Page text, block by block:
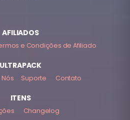
AFILIADOS
e Condições de Afiliado
ULTRAPACK
Suporte Contato
ITENS
Changelog